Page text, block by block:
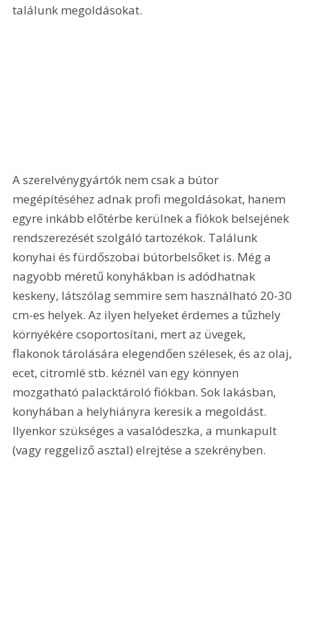
találunk megoldásokat.
A szerelvénygyártók nem csak a bútor
megépítéséhez adnak profi megoldásokat, hanem
egyre inkább előtérbe kerülnek a fiókok belsejének
rendszerezését szolgáló tartozékok. Találunk
konyhai és fürdőszobai bútorbelsőket is. Még a
nagyobb méretű konyhákban is adódhatnak
keskeny, látszólag semmire sem használható 20-30
cm-es helyek. Az ilyen helyeket érdemes a tűzhely
környékére csoportosítani, mert az üvegek,
flakonok tárolására elegendően szélesek, és az olaj,
ecet, citromlé stb. kéznél van egy könnyen
mozgatható palacktároló fiókban. Sok lakásban,
konyhában a helyhiányra keresik a megoldást.
Ilyenkor szükséges a vasalódeszka, a munkapult
(vagy reggeliző asztal) elrejtése a szekrényben.